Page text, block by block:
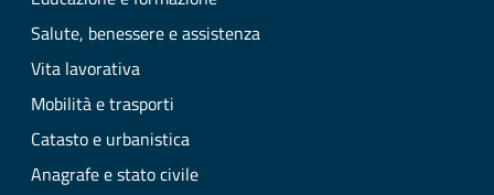
Salute, benessere e assistenza
Vita lavorativa
Mobilità e trasporti
Catasto e urbanistica
Anagrafe e stato civile